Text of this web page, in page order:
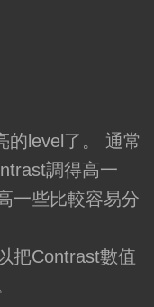
的level了。 通常
調得高一
一些比較容易分
把Contrast數值